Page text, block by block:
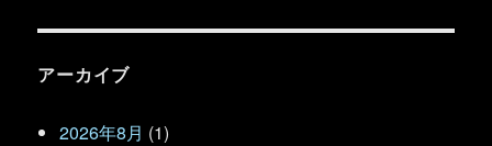
アーカイブ
2026年8月 (1)